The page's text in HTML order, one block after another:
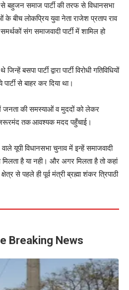
बहुजन समाज पार्टी की तरफ से विधानसभा
बीच लोकप्रिय युवा नेता राजेश प्रताप राव
संग समाजवादी पार्टी में शामिल हो
बसपा पार्टी द्वारा पार्टी विरोधी गतिविधियों
से बाहर कर दिया था।
जनता की समस्याओं व मुददों को लेकर
तकआवश्यक मदद पहुँचाई।
यूपी विधानसभा चुनाव में इन्हें समाजवादी
मिलता है या नही। और अगर मिलता है तो कहां
से पहले ही पूर्व मंत्री ब्रह्मा शंकर त्रिपाठी
Breaking News